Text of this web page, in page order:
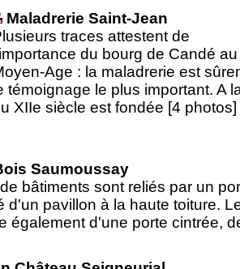
Maladrerie Saint-Jean
traces attestent de
du bourg de Candé au
Age : la maladrerie est
témoignage le plus important. A
XIIe siècle est fondée [4 photos]
Saumoussay
bâtiments sont reliés par un
d'un pavillon à la haute toiture.
également d'une porte cintrée,